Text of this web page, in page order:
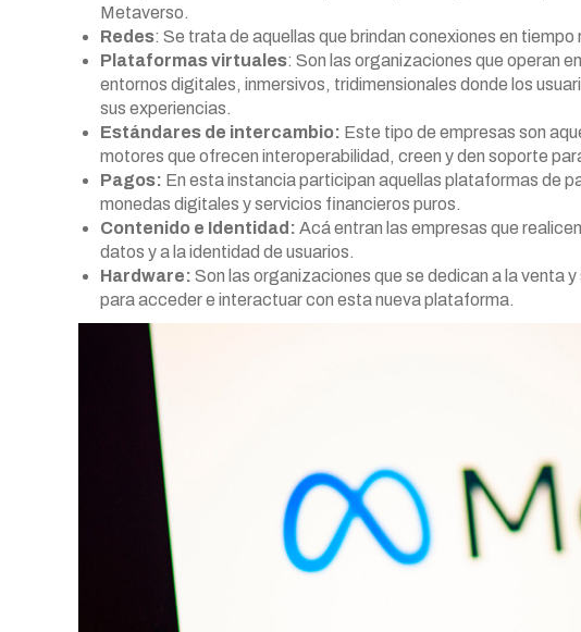
Metaverso.
Redes: Se trata de aquellas que brindan conexiones en
Plataformas virtuales: Son las organizaciones que operan
entornos digitales, inmersivos, tridimensionales donde los
sus experiencias.
Estándares de intercambio: Este tipo de empresas son
motores que ofrecen interoperabilidad, creen y den soporte
Pagos: En esta instancia participan aquellas plataformas de
monedas digitales y servicios financieros puros.
Contenido e Identidad: Acá entran las empresas que
datos y a la identidad de usuarios.
Hardware: Son las organizaciones que se dedican a la venta
para acceder e interactuar con esta nueva plataforma.